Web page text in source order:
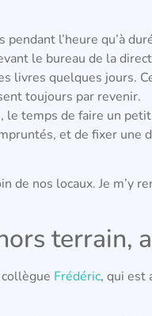
l’heure qu’à
le bureau de la
livres quelques jours.
toujours par revenir.
temps de faire un
et de fixer une
de nos locaux. Je m’y
terrain,
Frédéric, qui est